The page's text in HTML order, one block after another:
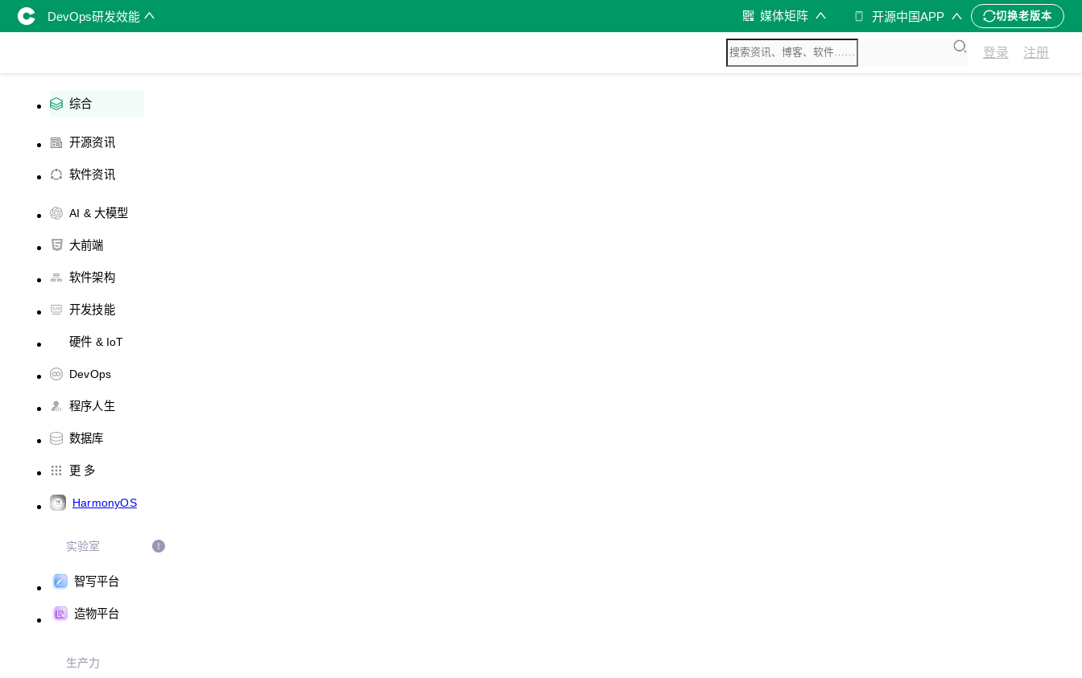
DevOps研发效能 媒体矩阵 开源中国APP 切换老版本
登录 注册
综合
开源资讯
软件资讯
AI & 大模型
大前端
软件架构
开发技能
硬件 & IoT
DevOps
程序人生
数据库
更 多
HarmonyOS
实验室
智写平台
造物平台
生产力